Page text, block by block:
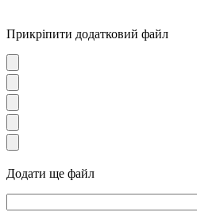
Прикріпити додатковий файл
Додати ще файл